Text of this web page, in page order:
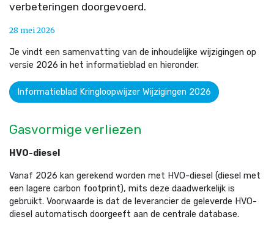
verbeteringen doorgevoerd.
28 mei 2026
Je vindt een samenvatting van de inhoudelijke wijzigingen op
versie 2026 in het informatieblad en hieronder.
Informatieblad Kringloopwijzer Wijzigingen 2026
Gasvormige verliezen
HVO-diesel
Vanaf 2026 kan gerekend worden met HVO-diesel (diesel met
een lagere carbon footprint), mits deze daadwerkelijk is
gebruikt. Voorwaarde is dat de leverancier de geleverde HVO-
diesel automatisch doorgeeft aan de centrale database.